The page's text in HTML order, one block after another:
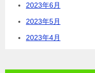
2023年6月
2023年5月
2023年4月